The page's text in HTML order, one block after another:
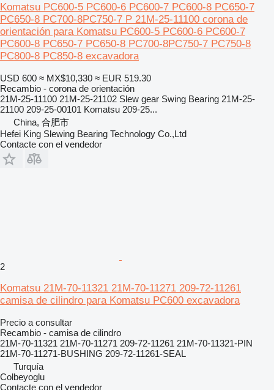
Komatsu PC600-5 PC600-6 PC600-7 PC600-8 PC650-7
PC650-8 PC700-8PC750-7 P 21M-25-11100 corona de
orientación para Komatsu PC600-5 PC600-6 PC600-7
PC600-8 PC650-7 PC650-8 PC700-8PC750-7 PC750-8
PC800-8 PC850-8 excavadora
USD 600 ≈ MX$10,330 ≈ EUR 519.30
Recambio - corona de orientación
21M-25-11100 21M-25-21102 Slew gear Swing Bearing 21M-25-
21100 209-25-00101 Komatsu 209-25...
China, 合肥市
Hefei King Slewing Bearing Technology Co.,Ltd
Contacte con el vendedor
2
Komatsu 21M-70-11321 21M-70-11271 209-72-11261
camisa de cilindro para Komatsu PC600 excavadora
Precio a consultar
Recambio - camisa de cilindro
21M-70-11321 21M-70-11271 209-72-11261 21M-70-11321-PIN
21M-70-11271-BUSHING 209-72-11261-SEAL
Turquía
Colbeyoglu
Contacte con el vendedor